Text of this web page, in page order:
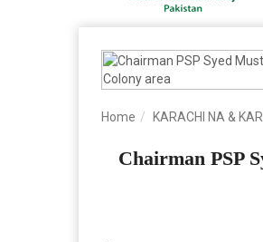
Home KARACHI NA &
Chairman PSP